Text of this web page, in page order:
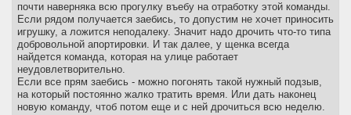
почти наверняка всю прогулку въебу на отработку этой команды.
Если рядом получается заебись, то допустим не хочет приносить
игрушку, а ложится неподалеку. Значит надо дрочить что-то типа
добровольной апортировки. И так далее, у щенка всегда
найдется команда, которая на улице работает
неудовлетворительно.
Если все прям заебись - можно погонять такой нужный подзыв,
на который постоянно жалко тратить время. Или дать наконец
новую команду, чтоб потом еще и с ней дрочиться всю неделю.